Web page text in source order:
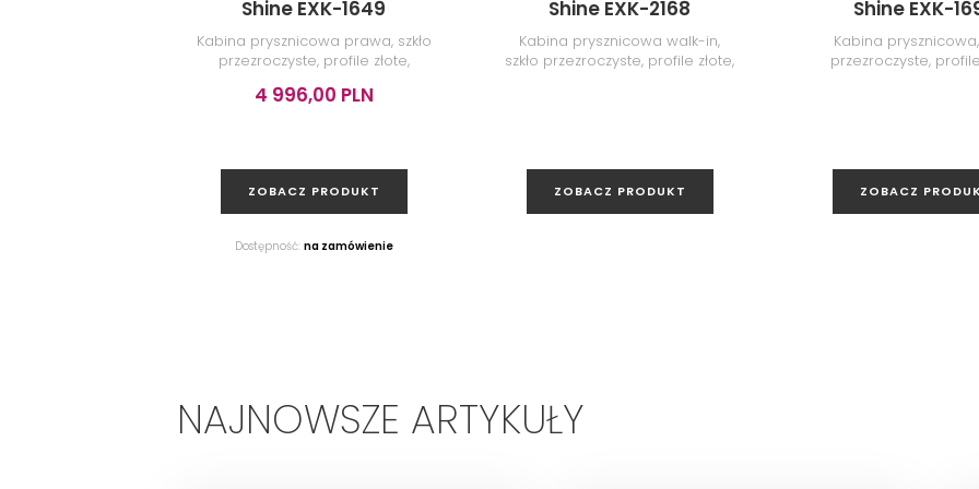
Shine EXK-1649
Kabina prysznicowa prawa, szkło
przezroczyste, profile złote,
4 996,00 PLN
ZOBACZ PRODUKT
Dostępność: na zamówienie
Shine EXK-2168
Kabina prysznicowa walk-in,
szkło przezroczyste, profile złote,
ZOBACZ PRODUKT
Shine EXK-
Kabina prysznicowa,
przezroczyste,
ZOBACZ
NAJNOWSZE ARTYKUŁY